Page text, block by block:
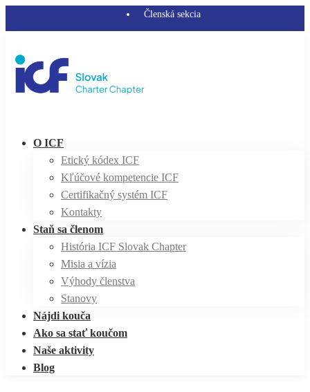
Členská sekcia
O ICF
Etický kódex ICF
Kľúčové kompetencie ICF
Certifikačný systém ICF
Kontakty
Staň sa členom
História ICF Slovak Chapter
Misia a vízia
Výhody členstva
Stanovy
Nájdi kouča
Ako sa stať koučom
Naše aktivity
Blog